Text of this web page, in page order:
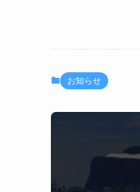
お知らせ